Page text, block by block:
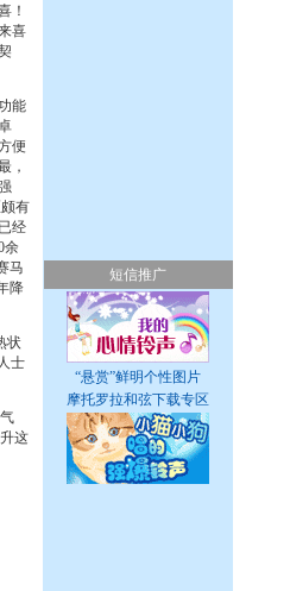
！
喜
能
便
，
有
经
余
马
降
状
士
这
短信推广
“悬赏”鲜明个性图片
摩托罗拉和弦下载专区